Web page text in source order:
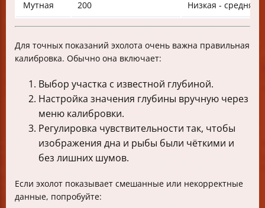
Мутная 200 Низкая - средняя
Для точных показаний эхолота очень важна правильная
калибровка. Обычно она включает:
Выбор участка с известной глубиной.
Настройка значения глубины вручную через
меню калибровки.
Регулировка чувствительности так, чтобы
изображения дна и рыбы были чёткими и
без лишних шумов.
Если эхолот показывает смешанные или некорректные
данные, попробуйте: